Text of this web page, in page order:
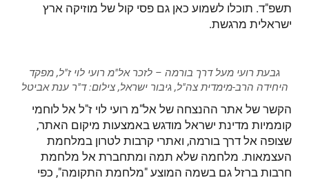
תשפ"ד. תוכלו לשמוע כאן גם פסי קול של מוזיקה ארץ
ישראלית מרגשת.
גבעת רועי מעל דרך בורמה – לזכר אל"מ רועי לוי ז"ל, מפקד
היחידה הרב-מימדית צה"ל, גיבור ישראל, צילום: ד"ר ענת אביטל
הקשר של אתר ההנצחה של אל"מ רועי לוי ז"ל אל לוחמי
קוממיות מדינת ישראל מודגש באמצעות מיקום האתר,
שצופה אל דרך בורמה, ואתרי קרבות לטרון במלחמת
העצמאות. מלחמה שלא תמה ומתחברת אל מלחמת
חרבות ברזל גם בשמה המוצע "מלחמת התקומה", כפי